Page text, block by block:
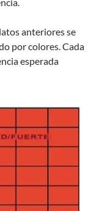
anteriores se
por colores. Cada
esperada